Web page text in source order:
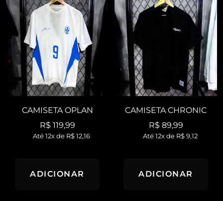
CAMISETA OPLAN
Preço
promocional
R$ 119,99
Até 12x de R$ 12,16
ADICIONAR
CAMISETA CHRONIC
Preço
promocional
R$ 89,99
Até 12x de R$ 9,12
ADICIONAR